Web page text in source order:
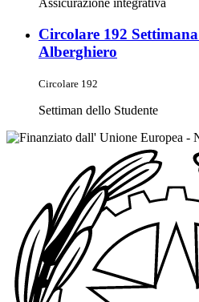
Assicurazione integrativa
Circolare 192
Alberghiero
Circolare 192
Settiman dello Studente